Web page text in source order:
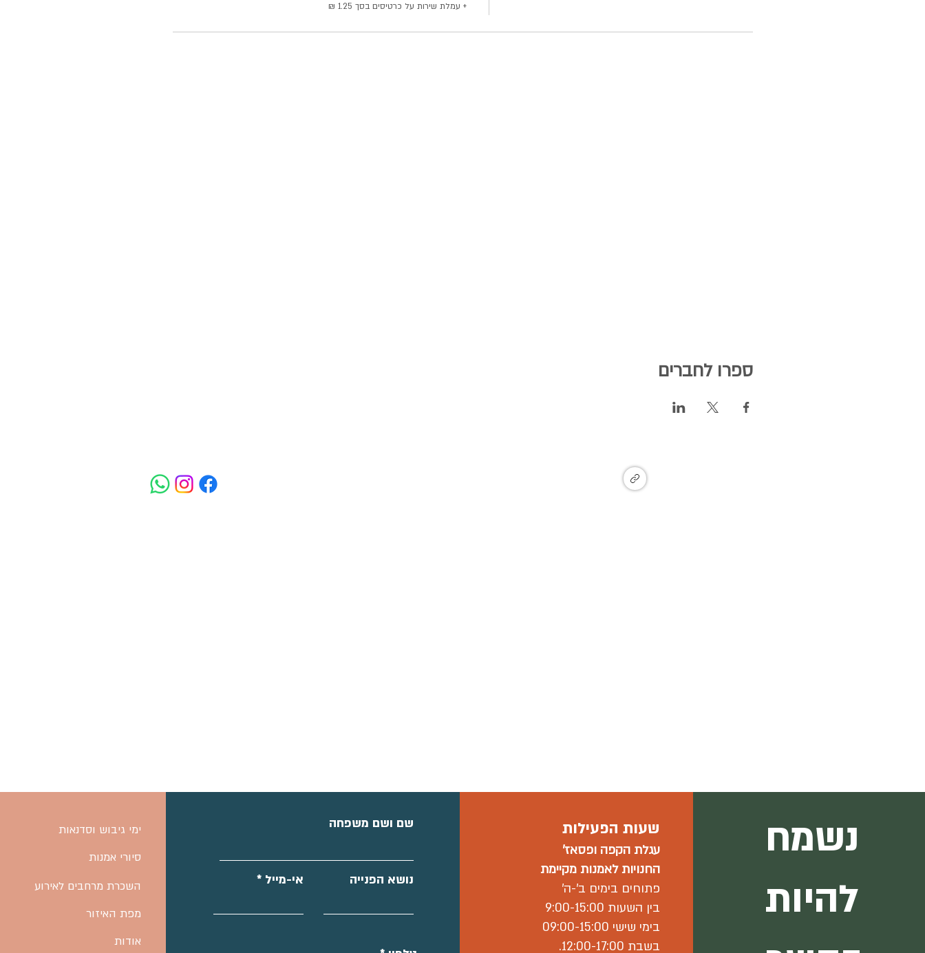
+ עמלת שירות על כרטיסים בסך ‏1.25 ‏₪
ספרו לחברים
ימי גיבוש וסדנאות
סיורי אמנות
השכרת מרחבים לאירוע
מפת האיזור
אודות
שם ושם משפחה
אי-מייל נושא הפנייה
שעות הפעילות
עגלת הקפה ופסאז'
החנויות לאמנות מקיימת
פתוחים בימים ב'-ה'
בין השעות 9:00-15:00
בימי שישי 09:00-15:00
בשבת 12:00-17:00.
נשמח
להיות